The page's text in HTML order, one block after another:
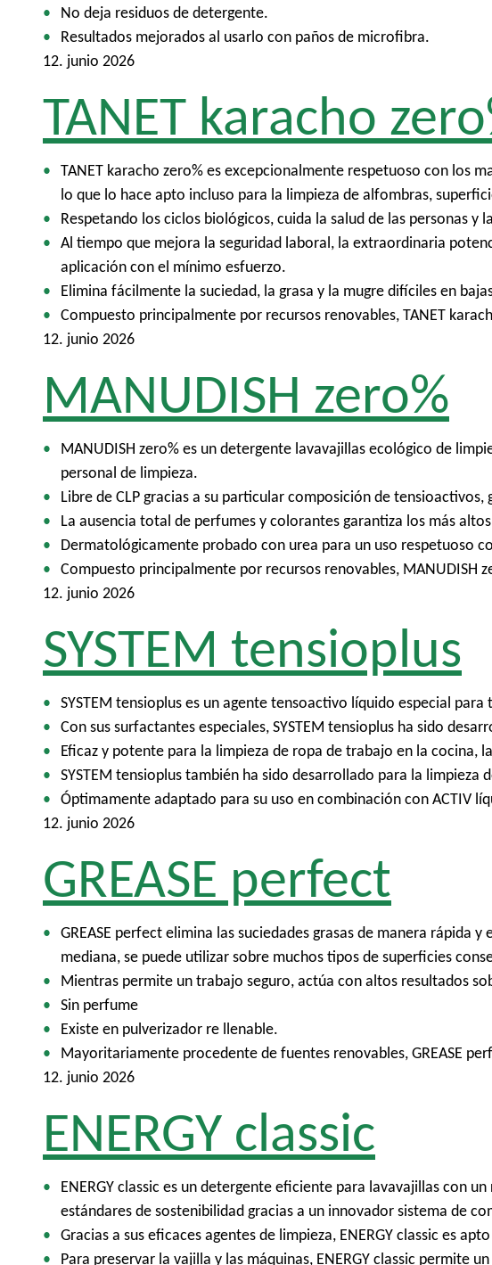
No deja residuos de detergente.
Resultados mejorados al usarlo con paños de microfibra.
12. junio 2026
TANET karacho
TANET karacho zero% es excepcionalmente respetuoso con los
lo que lo hace apto incluso para la limpieza de alfombras,
Respetando los ciclos biológicos, cuida la salud de las personas y
Al tiempo que mejora la seguridad laboral, la extraordinaria
aplicación con el mínimo esfuerzo.
Elimina fácilmente la suciedad, la grasa y la mugre difíciles en
Compuesto principalmente por recursos renovables, TANET
12. junio 2026
MANUDISH zero%
MANUDISH zero% es un detergente lavavajillas ecológico de
personal de limpieza.
Libre de CLP gracias a su particular composición de
La ausencia total de perfumes y colorantes garantiza los más
Dermatológicamente probado con urea para un uso respetuoso
Compuesto principalmente por recursos renovables, MANUDISH
12. junio 2026
SYSTEM tensioplus
SYSTEM tensioplus es un agente tensoactivo líquido especial
Con sus surfactantes especiales, SYSTEM tensioplus ha sido
Eficaz y potente para la limpieza de ropa de trabajo en la cocina,
SYSTEM tensioplus también ha sido desarrollado para la
Óptimamente adaptado para su uso en combinación con ACTIV
12. junio 2026
GREASE perfect
GREASE perfect elimina las suciedades grasas de manera rápida
mediana, se puede utilizar sobre muchos tipos de superficies
Mientras permite un trabajo seguro, actúa con altos resultados
Sin perfume
Existe en pulverizador re llenable.
Mayoritariamente procedente de fuentes renovables, GREASE
12. junio 2026
ENERGY classic
ENERGY classic es un detergente eficiente para lavavajillas con
estándares de sostenibilidad gracias a un innovador sistema de
Gracias a sus eficaces agentes de limpieza, ENERGY classic es
Para preservar la vajilla y las máquinas, ENERGY classic permite